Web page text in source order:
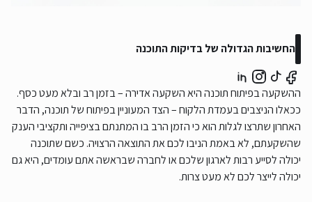
החשיבות הגדולה של בדיקות התוכנה
ההשקעה בפיתוח תוכנה היא השקעה אדירה – בזמן רב ובלא מעט כסף.
ככאלו הניצבים בעמדת הלקוח – הצד המעוניין בפיתוח של תוכנה, הדבר
האחרון שתרצו לגלות הוא כי הזמן הרב בו המתנתם בציפייה ותקציבי הענק
שהשקעתם, לא באמת הניבו לכם את התוצאה הרצויה. כשם שתוכנה
יכולה לסייע רבות לארגון שלכם או לחברה שבראשה אתם עומדים, היא גם
יכולה לייצר לכם לא מעט צרות.